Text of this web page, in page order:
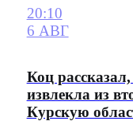
20:10
6 АВГ
Коц
извлекла из
Курскую